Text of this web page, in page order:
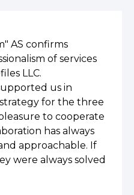
AS confirms
of services
LLC.
us in
for the three
to cooperate
has always
approachable. If
were always solved